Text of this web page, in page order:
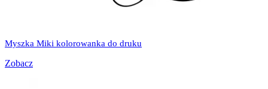
Myszka Miki kolorowanka do druku
Zobacz